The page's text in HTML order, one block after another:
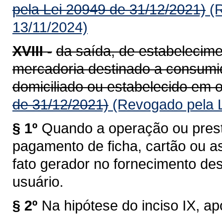
pela Lei 20949 de 31/12/2021)
13/11/2024)
XVIII - da saída, de
mercadoria destinado a
domiciliado ou estabelecido em
de 31/12/2021) (Revogado pela
§ 1º Quando a operação ou
pagamento de ficha, cartão ou
fato gerador no fornecimento
usuário.
§ 2º Na hipótese do inciso IX,